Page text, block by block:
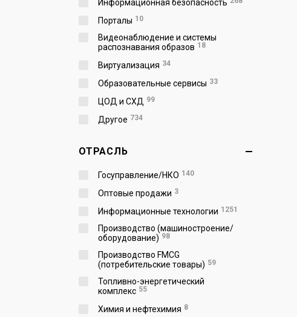
Информационная безопасность
Порталы 10
Видеонаблюдение и системы
распознавания образов 18
Виртуализация 34
Образовательные сервисы 33
ЦОД и СХД 99
Другое 734
ОТРАСЛЬ
Госуправление/НКО 140
Оптовые продажи 3
Информационные технологии 1251
Производство (машиностроение/
оборудование) 98
Производство FMCG
(потребительские товары) 59
Топливно-энергетический
комплекс 55
Химия и нефтехимия 8